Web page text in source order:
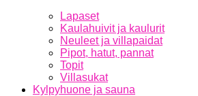
Lapaset
Kaulahuivit ja kaulurit
Neuleet ja villapaidat
Pipot, hatut, pannat
Topit
Villasukat
Kylpyhuone ja sauna